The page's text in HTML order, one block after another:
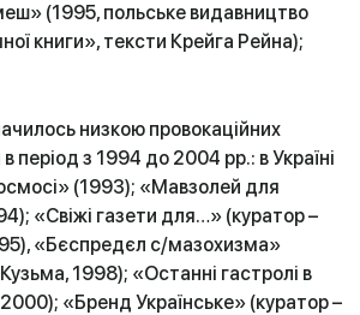
(1995, польське видавництво
книги», тексти Крейга Рейна);
низкою провокаційних
період з 1994 до 2004 рр.: в Україні
(1993); «Мавзолей для
«Свіжі газети для…» (куратор –
«Бєспредєл с/мазохизма»
1998); «Останні гастролі в
2000); «Бренд Українське» (куратор –